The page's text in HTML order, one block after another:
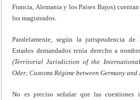
Francia, Alemania y los Países Bajos)
los magistrados.
Paralelamente, según la jurisprudencia
Estados demandados tenía derecho a
(TerritorialJurisdiction of the
Oder; Customs Régimebetween Germany and
No es preciso señalar que las cuestiones